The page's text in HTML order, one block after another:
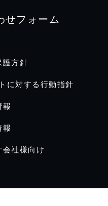
せフォーム
護方針
に対する行動指針
報
報
社様向け